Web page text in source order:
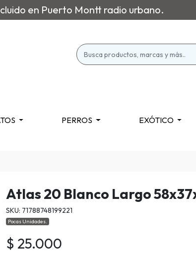
en Puerto Montt radio urbano.
PERROS EXÓTICO
Atlas 20 Blanco Largo
SKU: 71788748199221
Pocas Unidades.
$ 25.000